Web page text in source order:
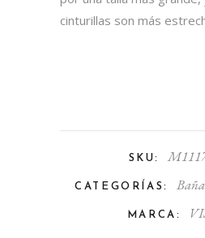
cinturillas son más
SKU:
CATEGORÍAS:
MARCA: